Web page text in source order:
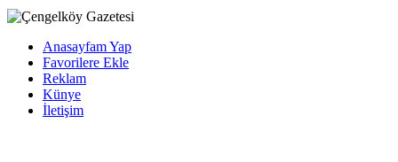
Anasayfam Yap
Favorilere Ekle
Reklam
Künye
İletişim